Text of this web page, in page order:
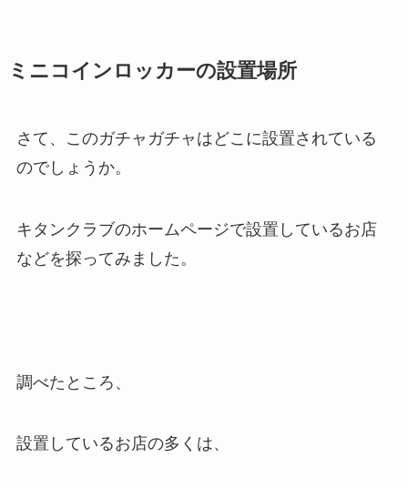
ミニコインロッカーの設置場所
さて、このガチャガチャはどこに設置されている
のでしょうか。
キタンクラブのホームページで設置しているお店
などを探ってみました。
調べたところ、
設置しているお店の多くは、